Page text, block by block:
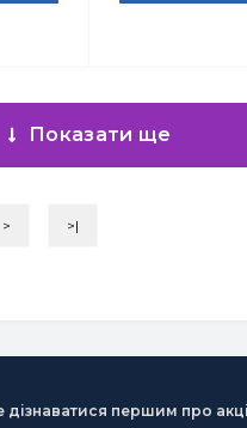
Показати ще
> >|
дізнаватися першим про